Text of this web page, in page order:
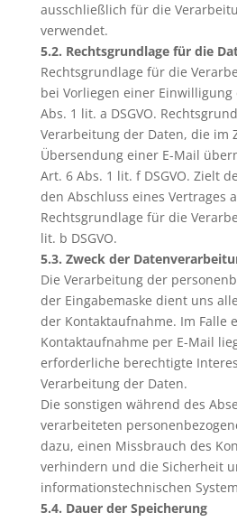
ausschließlich für die
verwendet.
5.2. Rechtsgrundlage für die
Rechtsgrundlage für die
bei Vorliegen einer Einwilligung
Abs. 1 lit. a DSGVO.
Verarbeitung der Daten, die im
Übersendung einer E-Mail
Art. 6 Abs. 1 lit. f DSGVO. Zielt
den Abschluss eines Vertrages
Rechtsgrundlage für die
lit. b DSGVO.
5.3. Zweck der
Die Verarbeitung der
der Eingabemaske dient uns
der Kontaktaufnahme. Im Falle
Kontaktaufnahme per E-Mail
erforderliche berechtigte
Verarbeitung der Daten.
Die sonstigen während des
verarbeiteten
dazu, einen Missbrauch des
verhindern und die Sicherheit
informationstechnischen
5.4. Dauer der Speicherung